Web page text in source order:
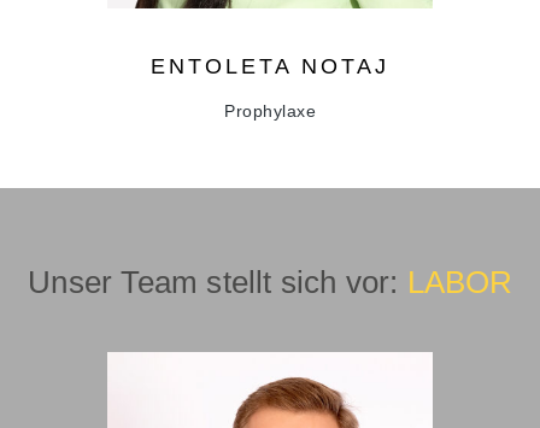
ENTOLETA NOTAJ
Prophylaxe
Unser Team stellt sich vor: LABOR